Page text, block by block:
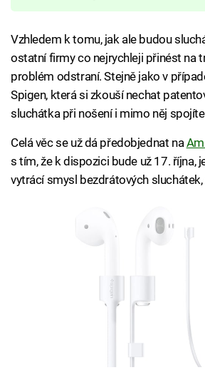
Vzhledem k tomu, jak ale budou
ostatní firmy co nejrychleji přinést na
problém odstraní. Stejně jako v
Spigen, která si zkouší nechat
sluchátka při nošení i mimo něj
Celá věc se už dá předobjednat na
s tím, že k dispozici bude už 17. října,
vytrácí smysl bezdrátových